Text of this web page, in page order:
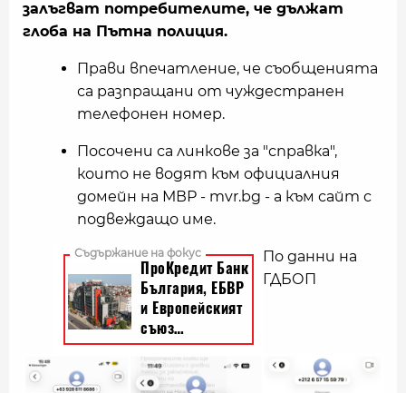
залъгват потребителите, че дължат
глоба на Пътна полиция.
Прави впечатление, че съобщенията
са разпращани от чуждестранен
телефонен номер.
Посочени са линкове за "справка",
които не водят към официалния
домейн на МВР - mvr.bg - а към сайт с
подвеждащо име.
По данни на
ГДБОП